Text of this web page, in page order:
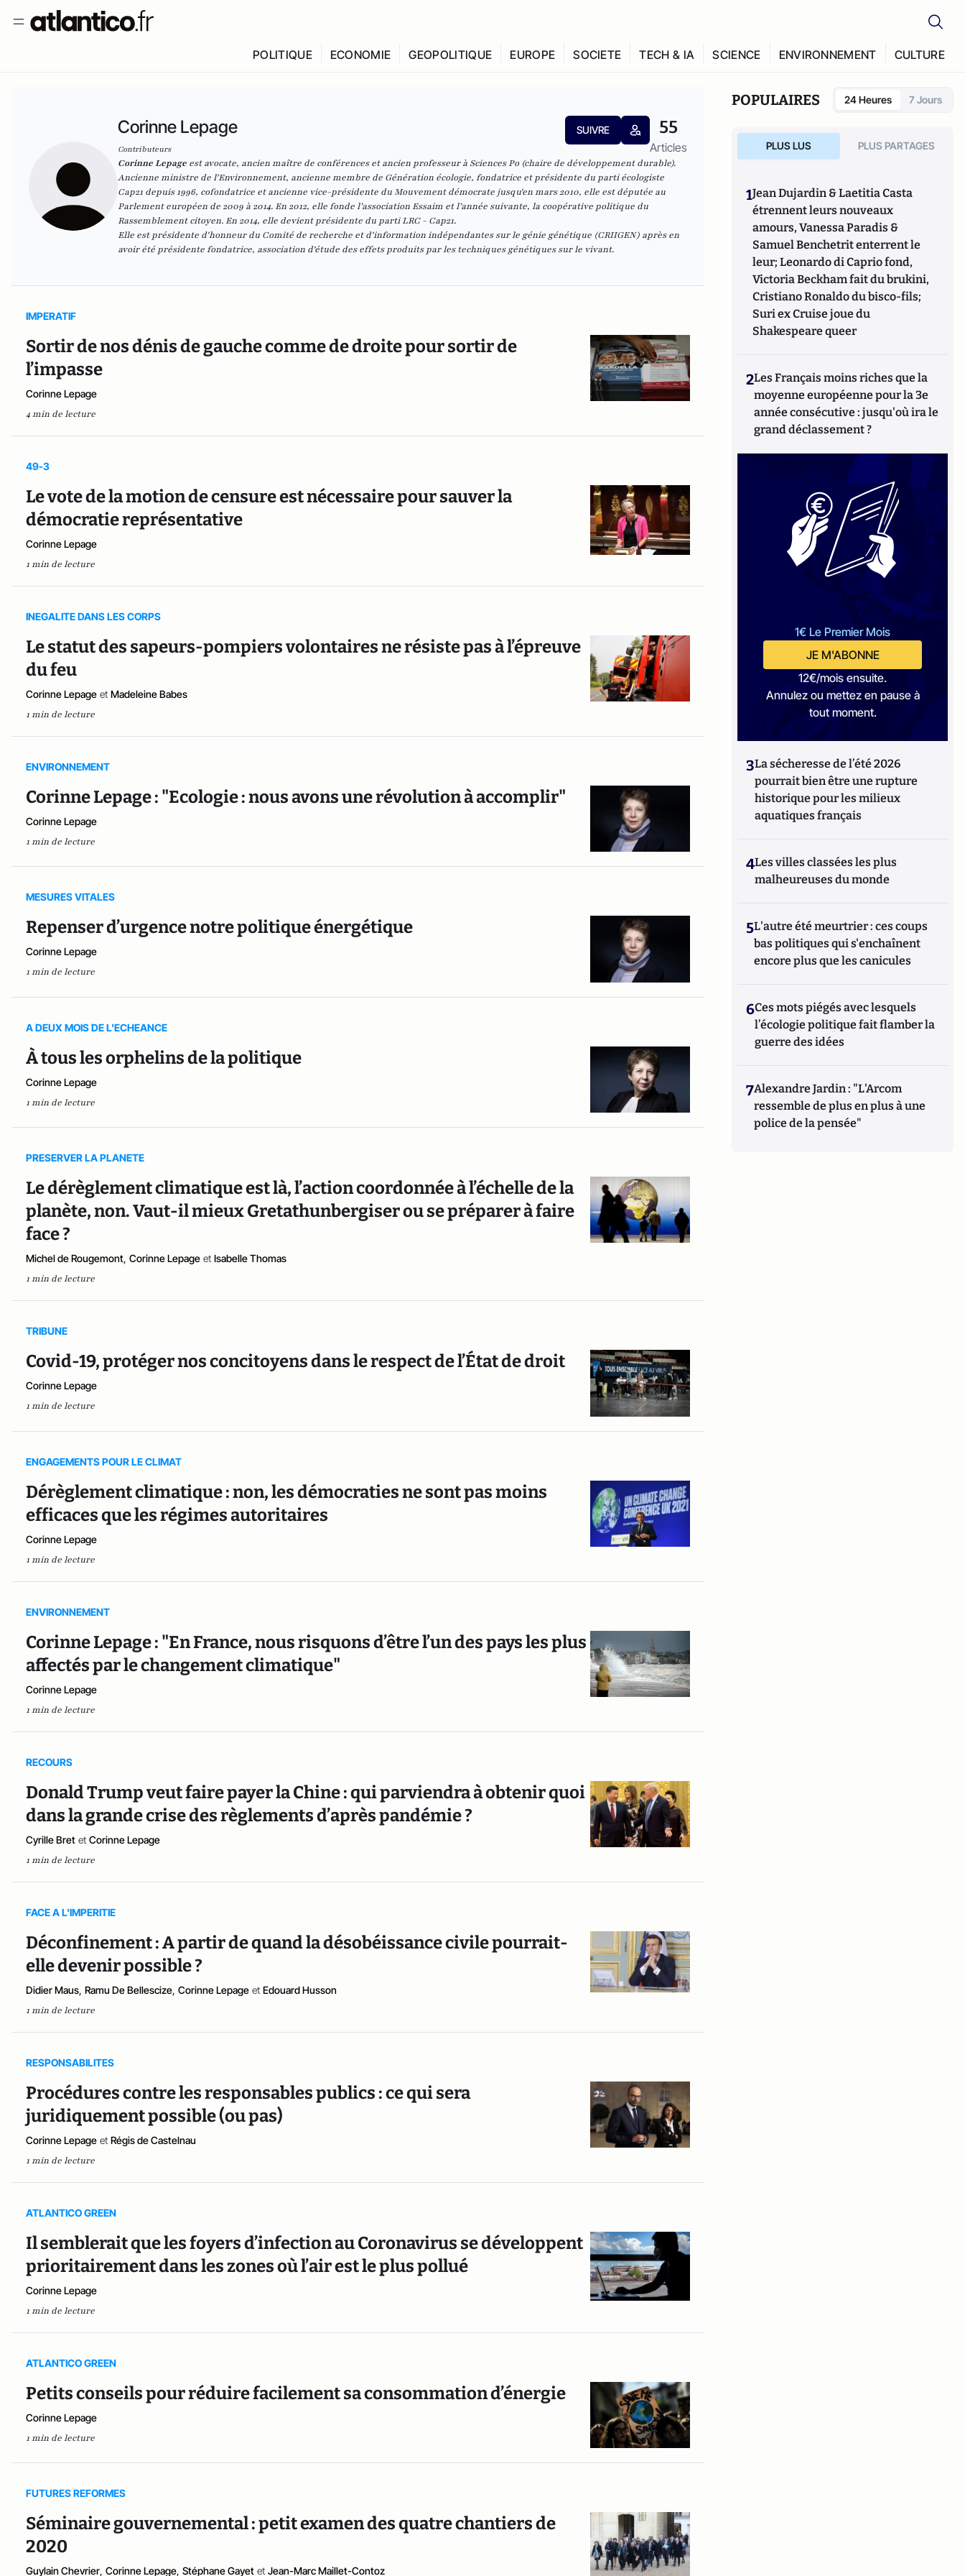
POLITIQUE ECONOMIE GEOPOLITIQUE EUROPE SOCIETE TECH & IA SCIENCE ENVIRONNEMENT CULTURE
Corinne Lepage
Contributeurs
SUIVRE 55
Articles
Corinne Lepage est avocate, ancien maître de conférences et ancien professeur à Sciences Po (chaire de développement durable).
Ancienne ministre de l'Environnement, ancienne membre de Génération écologie, fondatrice et présidente du parti écologiste
Cap21 depuis 1996, cofondatrice et ancienne vice-présidente du Mouvement démocrate jusqu'en mars 2010, elle est députée au
Parlement européen de 2009 à 2014. En 2012, elle fonde l’association Essaim et l’année suivante, la coopérative politique du
Rassemblement citoyen. En 2014, elle devient présidente du parti LRC - Cap21.
Elle est présidente d'honneur du Comité de recherche et d'information indépendantes sur le génie génétique (CRIIGEN) après en
avoir été présidente fondatrice, association d'étude des effets produits par les techniques génétiques sur le vivant.
IMPERATIF
Sortir de nos dénis de gauche comme de droite pour sortir de
l’impasse
Corinne Lepage
4 min de lecture
49-3
Le vote de la motion de censure est nécessaire pour sauver la
démocratie représentative
Corinne Lepage
1 min de lecture
INEGALITE DANS LES CORPS
Le statut des sapeurs-pompiers volontaires ne résiste pas à l’épreuve
du feu
Corinne Lepage et Madeleine Babes
1 min de lecture
ENVIRONNEMENT
Corinne Lepage : "Ecologie : nous avons une révolution à accomplir"
Corinne Lepage
1 min de lecture
MESURES VITALES
Repenser d’urgence notre politique énergétique
Corinne Lepage
1 min de lecture
A DEUX MOIS DE L'ECHEANCE
À tous les orphelins de la politique
Corinne Lepage
1 min de lecture
PRESERVER LA PLANETE
Le dérèglement climatique est là, l’action coordonnée à l’échelle de la
planète, non. Vaut-il mieux Gretathunbergiser ou se préparer à faire
face ?
Michel de Rougemont, Corinne Lepage et Isabelle Thomas
1 min de lecture
TRIBUNE
Covid-19, protéger nos concitoyens dans le respect de l’État de droit
Corinne Lepage
1 min de lecture
ENGAGEMENTS POUR LE CLIMAT
Dérèglement climatique : non, les démocraties ne sont pas moins
efficaces que les régimes autoritaires
Corinne Lepage
1 min de lecture
ENVIRONNEMENT
Corinne Lepage : "En France, nous risquons d’être l’un des pays les plus
affectés par le changement climatique"
Corinne Lepage
1 min de lecture
RECOURS
Donald Trump veut faire payer la Chine : qui parviendra à obtenir quoi
dans la grande crise des règlements d’après pandémie ?
Cyrille Bret et Corinne Lepage
1 min de lecture
FACE A L'IMPERITIE
Déconfinement : A partir de quand la désobéissance civile pourrait-
elle devenir possible ?
Didier Maus, Ramu De Bellescize, Corinne Lepage et Edouard Husson
1 min de lecture
RESPONSABILITES
Procédures contre les responsables publics : ce qui sera
juridiquement possible (ou pas)
Corinne Lepage et Régis de Castelnau
1 min de lecture
ATLANTICO GREEN
Il semblerait que les foyers d’infection au Coronavirus se développent
prioritairement dans les zones où l’air est le plus pollué
Corinne Lepage
1 min de lecture
ATLANTICO GREEN
Petits conseils pour réduire facilement sa consommation d’énergie
Corinne Lepage
1 min de lecture
FUTURES REFORMES
Séminaire gouvernemental : petit examen des quatre chantiers de
2020
Guylain Chevrier, Corinne Lepage, Stéphane Gayet et Jean-Marc Maillet-Contoz
POPULAIRES 24 Heures 7 Jours
PLUS LUS PLUS PARTAGES
1Jean Dujardin & Laetitia Casta
étrennent leurs nouveaux
amours, Vanessa Paradis &
Samuel Benchetrit enterrent le
leur; Leonardo di Caprio fond,
Victoria Beckham fait du brukini,
Cristiano Ronaldo du bisco-fils;
Suri ex Cruise joue du
Shakespeare queer
2Les Français moins riches que la
moyenne européenne pour la 3e
année consécutive : jusqu'où ira le
grand déclassement ?
1€ Le Premier Mois
JE M'ABONNE
12€/mois ensuite.
Annulez ou mettez en pause à
tout moment.
3La sécheresse de l’été 2026
pourrait bien être une rupture
historique pour les milieux
aquatiques français
4Les villes classées les plus
malheureuses du monde
5L'autre été meurtrier : ces coups
bas politiques qui s'enchaînent
encore plus que les canicules
6Ces mots piégés avec lesquels
l’écologie politique fait flamber la
guerre des idées
7Alexandre Jardin : "L'Arcom
ressemble de plus en plus à une
police de la pensée"